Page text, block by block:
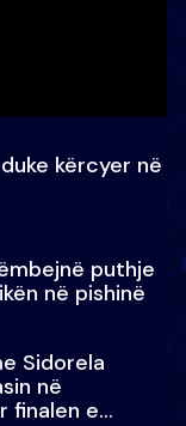
kërcyer në
puthje
në pishinë
Sidorela
në
finalen e